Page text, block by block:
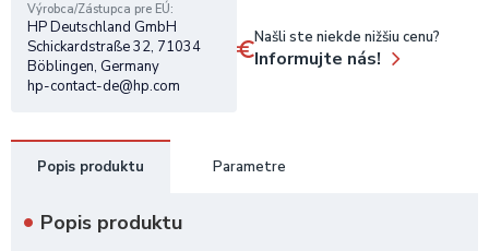
Výrobca/Zástupca pre EÚ
HP Deutschland GmbH
Schickardstraße 32, 71034
Böblingen, Germany
hp-contact-de@hp.com
Našli ste niekde nižšiu cenu?
Informujte nás!
Popis produktu Parametre
Popis produktu